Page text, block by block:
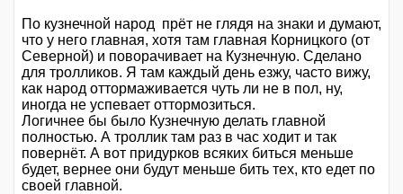
По кузнечной народ прёт не глядя на знаки и думают,
что у него главная, хотя там главная Корницкого (от
Северной) и поворачивает на Кузнечную. Сделано
для тролликов. Я там каждый день езжу, часто вижу,
как народ оттормаживается чуть ли не в пол, ну,
иногда не успевает оттормозиться.
Логичнее бы было Кузнечную делать главной
полностью. А троллик там раз в час ходит и так
повернёт. А вот придурков всяких биться меньше
будет, вернее они будут меньше бить тех, кто едет по
своей главной.